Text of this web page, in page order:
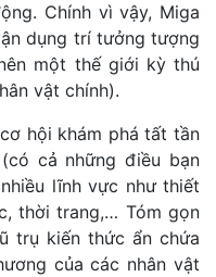
Chính vì vậy, Miga
dụng trí tưởng tượng
một thế giới kỳ thú
vật chính).
hội khám phá tất tần
cả những điều bạn
lĩnh vực như thiết
thời trang,… Tóm gọn
trụ kiến thức ẩn chứa
của các nhân vật